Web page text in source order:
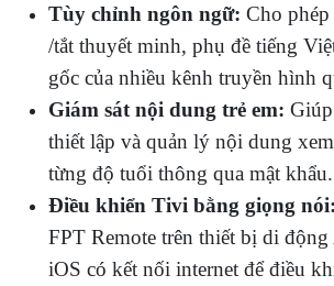
Tùy chỉnh ngôn ngữ: Cho
/tắt thuyết minh, phụ đề tiếng
gốc của nhiều kênh truyền hình
Giám sát nội dung trẻ em:
thiết lập và quản lý nội dung
từng độ tuổi thông qua mật khẩu.
Điều khiển Tivi bằng giọng nói:
FPT Remote trên thiết bị di
iOS có kết nối internet để điều